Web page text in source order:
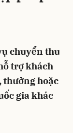
chuyển thu
trợ khách
thưởng hoặc
gia khác